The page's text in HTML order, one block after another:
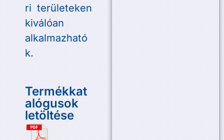
ri területeken
kiválóan
alkalmazható
k.
Termékkat
alógusok
letöltése